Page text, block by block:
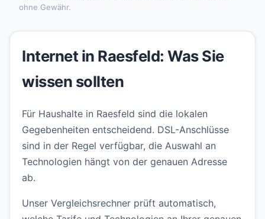
ohne Gewähr.
Internet in Raesfeld: Was Sie
wissen sollten
Für Haushalte in Raesfeld sind die lokalen
Gegebenheiten entscheidend. DSL-Anschlüsse
sind in der Regel verfügbar, die Auswahl an
Technologien hängt von der genauen Adresse
ab.
Unser Vergleichsrechner prüft automatisch,